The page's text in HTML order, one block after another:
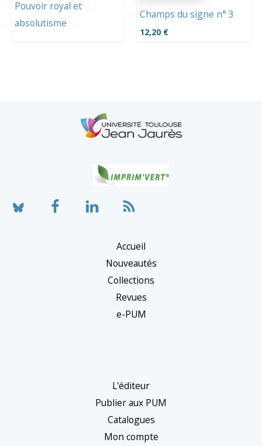
Pouvoir royal et
absolutisme
Champs du signe n° 3
12,20 €
Accueil
Nouveautés
Collections
Revues
e-PUM
L'éditeur
Publier aux PUM
Catalogues
Mon compte